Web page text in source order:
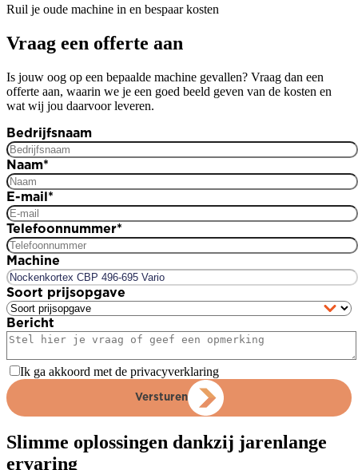
Ruil je oude machine in en bespaar kosten
Vraag een offerte aan
Is jouw oog op een bepaalde machine gevallen? Vraag dan een
offerte aan, waarin we je een goed beeld geven van de kosten en
wat wij jou daarvoor leveren.
Bedrijfsnaam
Naam*
E-mail*
Telefoonnummer*
Machine
Soort prijsopgave
Bericht
Ik ga akkoord met de privacyverklaring
Versturen
Slimme oplossingen dankzij jarenlange
ervaring